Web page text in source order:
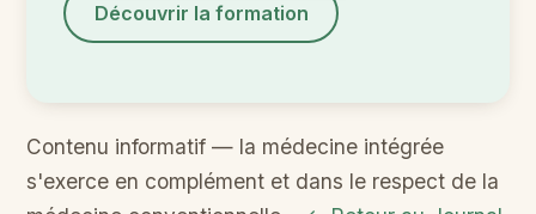
Découvrir la formation
Contenu informatif — la médecine intégrée
s'exerce en complément et dans le respect de la